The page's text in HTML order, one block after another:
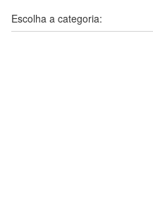
Escolha a categoria: